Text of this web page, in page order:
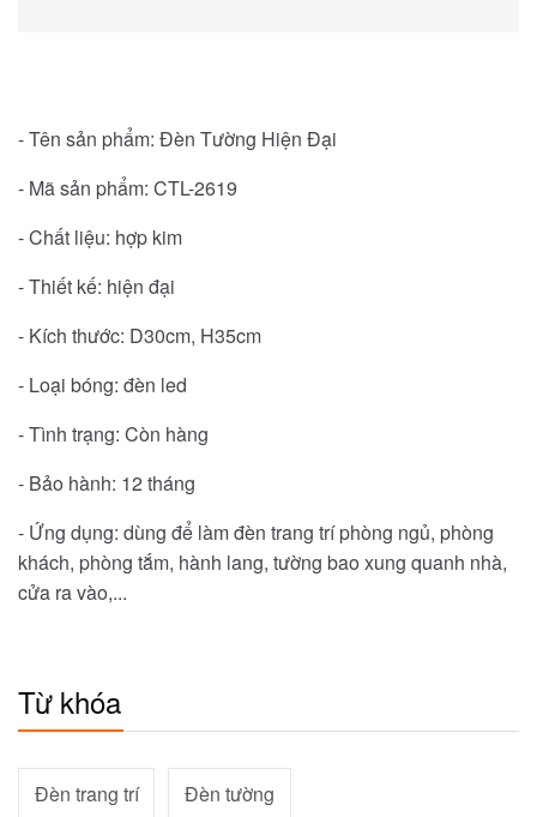
- Tên sản phẩm: Đèn Tường Hiện Đại
- Mã sản phẩm: CTL-2619
- Chất liệu: hợp kim
- Thiết kế: hiện đại
- Kích thước: D30cm, H35cm
- Loại bóng: đèn led
- Tình trạng: Còn hàng
- Bảo hành: 12 tháng
- Ứng dụng: dùng để làm đèn trang trí phòng ngủ, phòng
khách, phòng tắm, hành lang, tường bao xung quanh nhà,
cửa ra vào,...
Từ khóa
Đèn trang trí Đèn tường